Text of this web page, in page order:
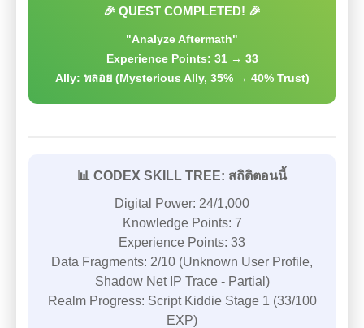
🎉 QUEST COMPLETED! 🎉
"Analyze Aftermath"
Experience Points: 31 → 33
Ally: พลอย (Mysterious Ally, 35% → 40% Trust)
📊 CODEX SKILL TREE: สถิติตอนนี้
Digital Power: 24/1,000
Knowledge Points: 7
Experience Points: 33
Data Fragments: 2/10 (Unknown User Profile,
Shadow Net IP Trace - Partial)
Realm Progress: Script Kiddie Stage 1 (33/100
EXP)